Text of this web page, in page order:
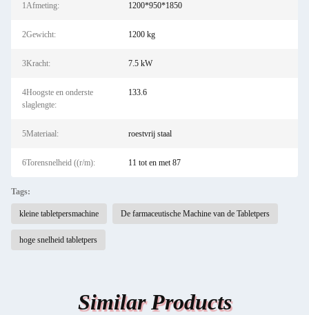
1Afmeting: 1200*950*1850
2Gewicht: 1200 kg
3Kracht: 7.5 kW
4Hoogste en onderste
slaglengte:
133.6
5Materiaal: roestvrij staal
6Torensnelheid ((r/m): 11 tot en met 87
Tags:
kleine tabletpersmachine De farmaceutische Machine van de Tabletpers
hoge snelheid tabletpers
Similar Products